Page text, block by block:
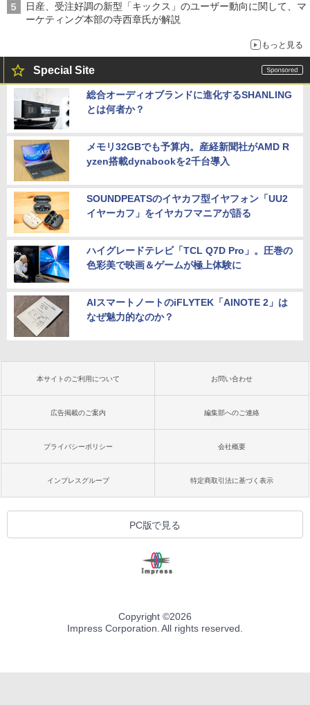
日産、受注好調の新型「キックス」のユーザー動向に関して、マ
ーケティング本部の寺西章氏が解説
もっと見る
Special Site
総合オーディオブランドに進化するSHANLING
とは何者か？
メモリ32GBでも予算内。産経新聞社がAMD R
yzen搭載dynabookを2千台導入
SOUNDPEATSのイヤカフ型イヤフォン「UU2
イヤーカフ」をイヤカフマニアが語る
ハイグレードテレビ「TCL Q7D Pro」。圧巻の
色彩美で映画＆ゲームが極上体験に
AIスマートノートのiFLYTEK「AINOTE 2」は
なぜ魅力的なのか？
本サイトのご利用について お問い合わせ
広告掲載のご案内 編集部へのご連絡
プライバシーポリシー 会社概要
インプレスグループ 特定商取引法に基づく表示
PC版で見る
Copyright ©2026
Impress Corporation. All rights reserved.